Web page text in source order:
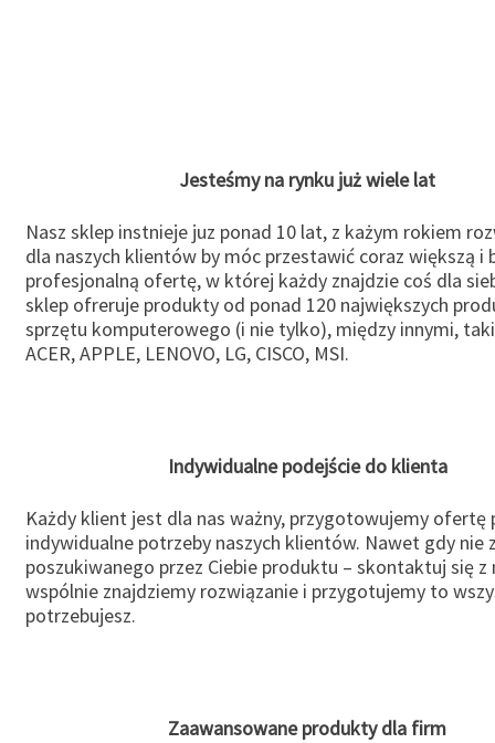
Jesteśmy na rynku już wiele lat
Nasz sklep instnieje juz ponad 10 lat, z każym rokiem
dla naszych klientów by móc przestawić coraz większą i
profesjonalną ofertę, w której każdy znajdzie coś dla
sklep ofreruje produkty od ponad 120 największych
sprzętu komputerowego (i nie tylko), między innymi,
ACER, APPLE, LENOVO, LG, CISCO, MSI.
Indywidualne podejście do klienta
Każdy klient jest dla nas ważny, przygotowujemy ofertę
indywidualne potrzeby naszych klientów. Nawet gdy nie
poszukiwanego przez Ciebie produktu – skontaktuj się z
wspólnie znajdziemy rozwiązanie i przygotujemy to
potrzebujesz.
Zaawansowane produkty dla firm